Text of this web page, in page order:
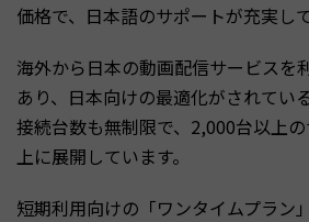
価格で、日本語のサポートが充実して
海外から日本の動画配信サービスを
あり、日本向けの最適化がされてい
接続台数も無制限で、2,000台以上
上に展開しています。
短期利用向けの「ワンタイムプラン